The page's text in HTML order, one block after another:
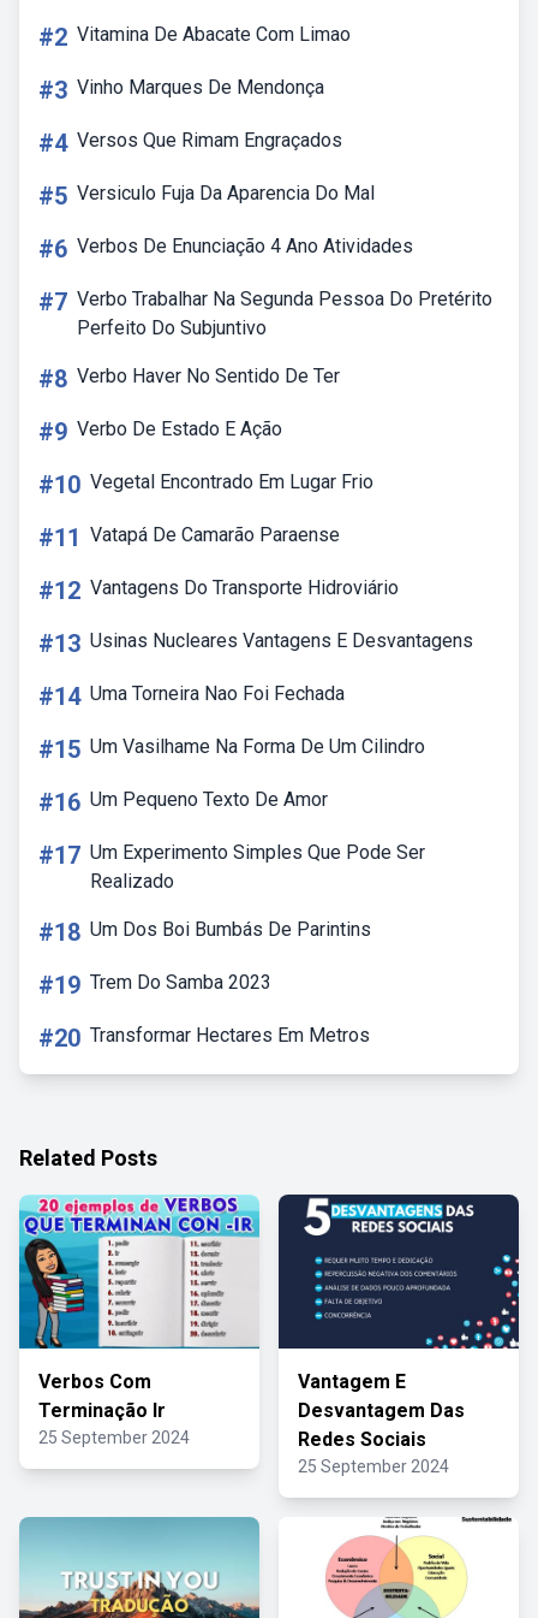
#2 Vitamina De Abacate Com Limao
#3 Vinho Marques De Mendonça
#4 Versos Que Rimam Engraçados
#5 Versiculo Fuja Da Aparencia Do Mal
#6 Verbos De Enunciação 4 Ano Atividades
#7 Verbo Trabalhar Na Segunda Pessoa Do Pretérito
Perfeito Do Subjuntivo
#8 Verbo Haver No Sentido De Ter
#9 Verbo De Estado E Ação
#10 Vegetal Encontrado Em Lugar Frio
#11 Vatapá De Camarão Paraense
#12 Vantagens Do Transporte Hidroviário
#13 Usinas Nucleares Vantagens E Desvantagens
#14 Uma Torneira Nao Foi Fechada
#15 Um Vasilhame Na Forma De Um Cilindro
#16 Um Pequeno Texto De Amor
#17 Um Experimento Simples Que Pode Ser
Realizado
#18 Um Dos Boi Bumbás De Parintins
#19 Trem Do Samba 2023
#20 Transformar Hectares Em Metros
Related Posts
Verbos Com
Terminação Ir
25 September 2024
Vantagem E
Desvantagem Das
Redes Sociais
25 September 2024